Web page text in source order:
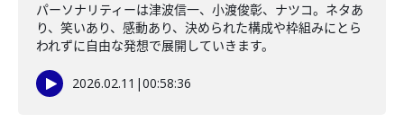
パーソナリティーは津波信一、小渡俊彰、ナツコ。ネタあ
り、笑いあり、感動あり、決められた構成や枠組みにとら
われずに自由な発想で展開していきます。
2026.02.11 |00:58:36